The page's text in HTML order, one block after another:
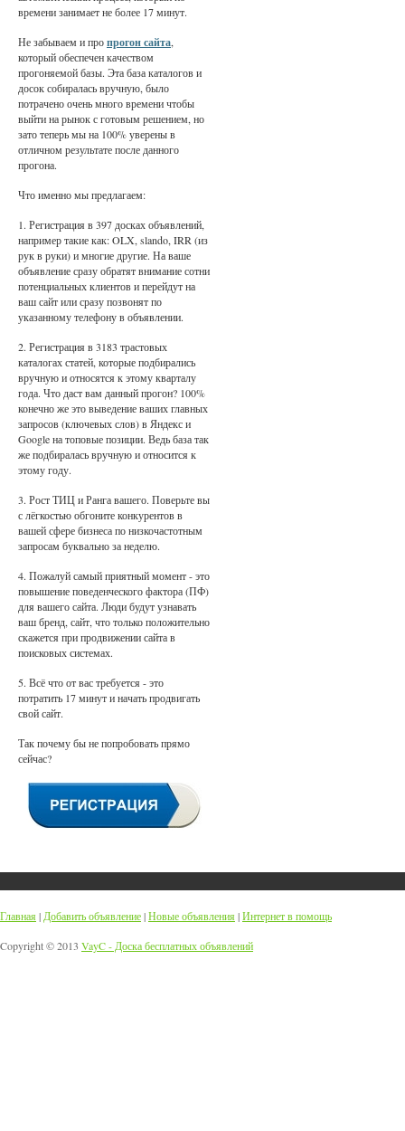
времени занимает не более 17 минут.
Не забываем и пропрогон сайта,
который обеспечен качеством
прогоняемой базы. Эта база каталогов и
досок собиралась вручную, было
потрачено очень много времени чтобы
выйти на рынок с готовым решением, но
зато теперь мы на 100% уверены в
отличном результате после данного
прогона.
Что именно мы предлагаем:
1. Регистрация в 397 досках объявлений,
например такие как: OLX, slando, IRR (из
рук в руки) и многие другие. На ваше
объявление сразу обратят внимание сотни
потенциальных клиентов и перейдут на
ваш сайт или сразу позвонят по
указанному телефону в объявлении.
2. Регистрация в 3183 трастовых
каталогах статей, которые подбирались
вручную и относятся к этому кварталу
года. Что даст вам данный прогон? 100%
конечно же это выведение ваших главных
запросов (ключевых слов) в Яндекс и
Google на топовые позиции. Ведь база так
же подбиралась вручную и относится к
этому году.
3. Рост ТИЦ и Ранга вашего. Поверьте вы
с лёгкостью обгоните конкурентов в
вашей сфере бизнеса по низкочастотным
запросам буквально за неделю.
4. Пожалуй самый приятный момент - это
повышение поведенческого фактора (ПФ)
для вашего сайта. Люди будут узнавать
ваш бренд, сайт, что только положительно
скажется при продвижении сайта в
поисковых системах.
5. Всё что от вас требуется - это
потратить 17 минут и начать продвигать
свой сайт.
Так почему бы не попробовать прямо
сейчас?
Главная|Добавить объявление|Новые объявления|Интернет в помощь
Copyright © 2013 VayC - Доска бесплатных объявлений